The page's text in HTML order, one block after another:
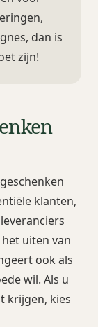
dan is
zijn!
klanten,
uiten van
ook als
wil. Als u
krijgen, kies